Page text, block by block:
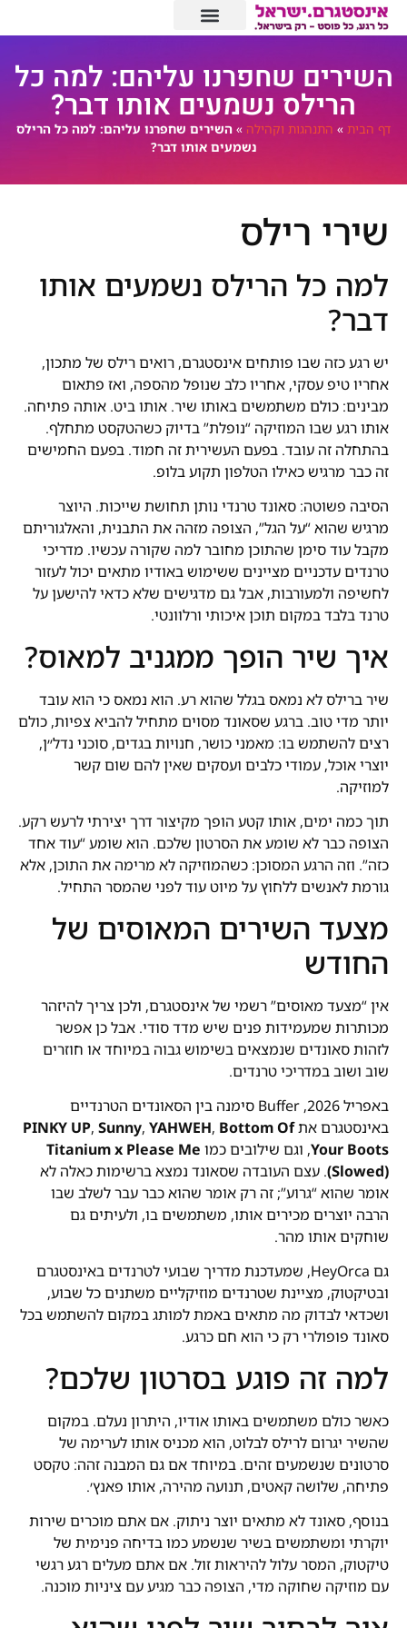
השירים שחפרנו עליהם: למה כל
הרילס נשמעים אותו דבר?
דף הבית » התנהגות וקהילה » השירים שחפרנו עליהם: למה כל הרילס
נשמעים אותו דבר?
שירי רילס
למה כל הרילס נשמעים אותו
דבר?
יש רגע כזה שבו פותחים אינסטגרם, רואים רילס של מתכון,
אחריו טיפ עסקי, אחריו כלב שנופל מהספה, ואז פתאום
מבינים: כולם משתמשים באותו שיר. אותו ביט. אותה פתיחה.
אותו רגע שבו המוזיקה “נופלת” בדיוק כשהטקסט מתחלף.
בהתחלה זה עובד. בפעם העשירית זה חמוד. בפעם החמישים
זה כבר מרגיש כאילו הטלפון תקוע בלופ.
הסיבה פשוטה: סאונד טרנדי נותן תחושת שייכות. היוצר
מרגיש שהוא “על הגל”, הצופה מזהה את התבנית, והאלגוריתם
מקבל עוד סימן שהתוכן מחובר למה שקורה עכשיו. מדריכי
טרנדים עדכניים מציינים ששימוש באודיו מתאים יכול לעזור
לחשיפה ולמעורבות, אבל גם מדגישים שלא כדאי להישען על
טרנד בלבד במקום תוכן איכותי ורלוונטי.
איך שיר הופך ממגניב למאוס?
שיר ברילס לא נמאס בגלל שהוא רע. הוא נמאס כי הוא עובד
יותר מדי טוב. ברגע שסאונד מסוים מתחיל להביא צפיות, כולם
רצים להשתמש בו: מאמני כושר, חנויות בגדים, סוכני נדל״ן,
יוצרי אוכל, עמודי כלבים ועסקים שאין להם שום קשר
למוזיקה.
תוך כמה ימים, אותו קטע הופך מקיצור דרך יצירתי לרעש רקע.
הצופה כבר לא שומע את הסרטון שלכם. הוא שומע “עוד אחד
כזה”. וזה הרגע המסוכן: כשהמוזיקה לא מרימה את התוכן, אלא
גורמת לאנשים ללחוץ על מיוט עוד לפני שהמסר התחיל.
מצעד השירים המאוסים של
החודש
אין “מצעד מאוסים” רשמי של אינסטגרם, ולכן צריך להיזהר
מכותרות שמעמידות פנים שיש מדד סודי. אבל כן אפשר
לזהות סאונדים שנמצאים בשימוש גבוה במיוחד או חוזרים
שוב ושוב במדריכי טרנדים.
באפריל 2026, Buffer סימנה בין הסאונדים הטרנדיים
באינסטגרם את
PINKY UP, Sunny, YAHWEH, Bottom Of
Your Boots, וגם שילובים כמו Titanium x Please Me
(Slowed). עצם העובדה שסאונד נמצא ברשימות כאלה לא
אומר שהוא “גרוע”; זה רק אומר שהוא כבר עבר לשלב שבו
הרבה יוצרים מכירים אותו, משתמשים בו, ולעיתים גם
שוחקים אותו מהר.
גם HeyOrca, שמעדכנת מדריך שבועי לטרנדים באינסטגרם
ובטיקטוק, מציינת שטרנדים מוזיקליים משתנים כל שבוע,
ושכדאי לבדוק מה מתאים באמת למותג במקום להשתמש בכל
סאונד פופולרי רק כי הוא חם כרגע.
למה זה פוגע בסרטון שלכם?
כאשר כולם משתמשים באותו אודיו, היתרון נעלם. במקום
שהשיר יגרום לרילס לבלוט, הוא מכניס אותו לערימה של
סרטונים שנשמעים זהים. במיוחד אם גם המבנה זהה: טקסט
פתיחה, שלושה קאטים, תנועה מהירה, אותו פאנץ׳.
בנוסף, סאונד לא מתאים יוצר ניתוק. אם אתם מוכרים שירות
יוקרתי ומשתמשים בשיר שנשמע כמו בדיחה פנימית של
טיקטוק, המסר עלול להיראות זול. אם אתם מעלים רגע רגשי
עם מוזיקה שחוקה מדי, הצופה כבר מגיע עם ציניות מוכנה.